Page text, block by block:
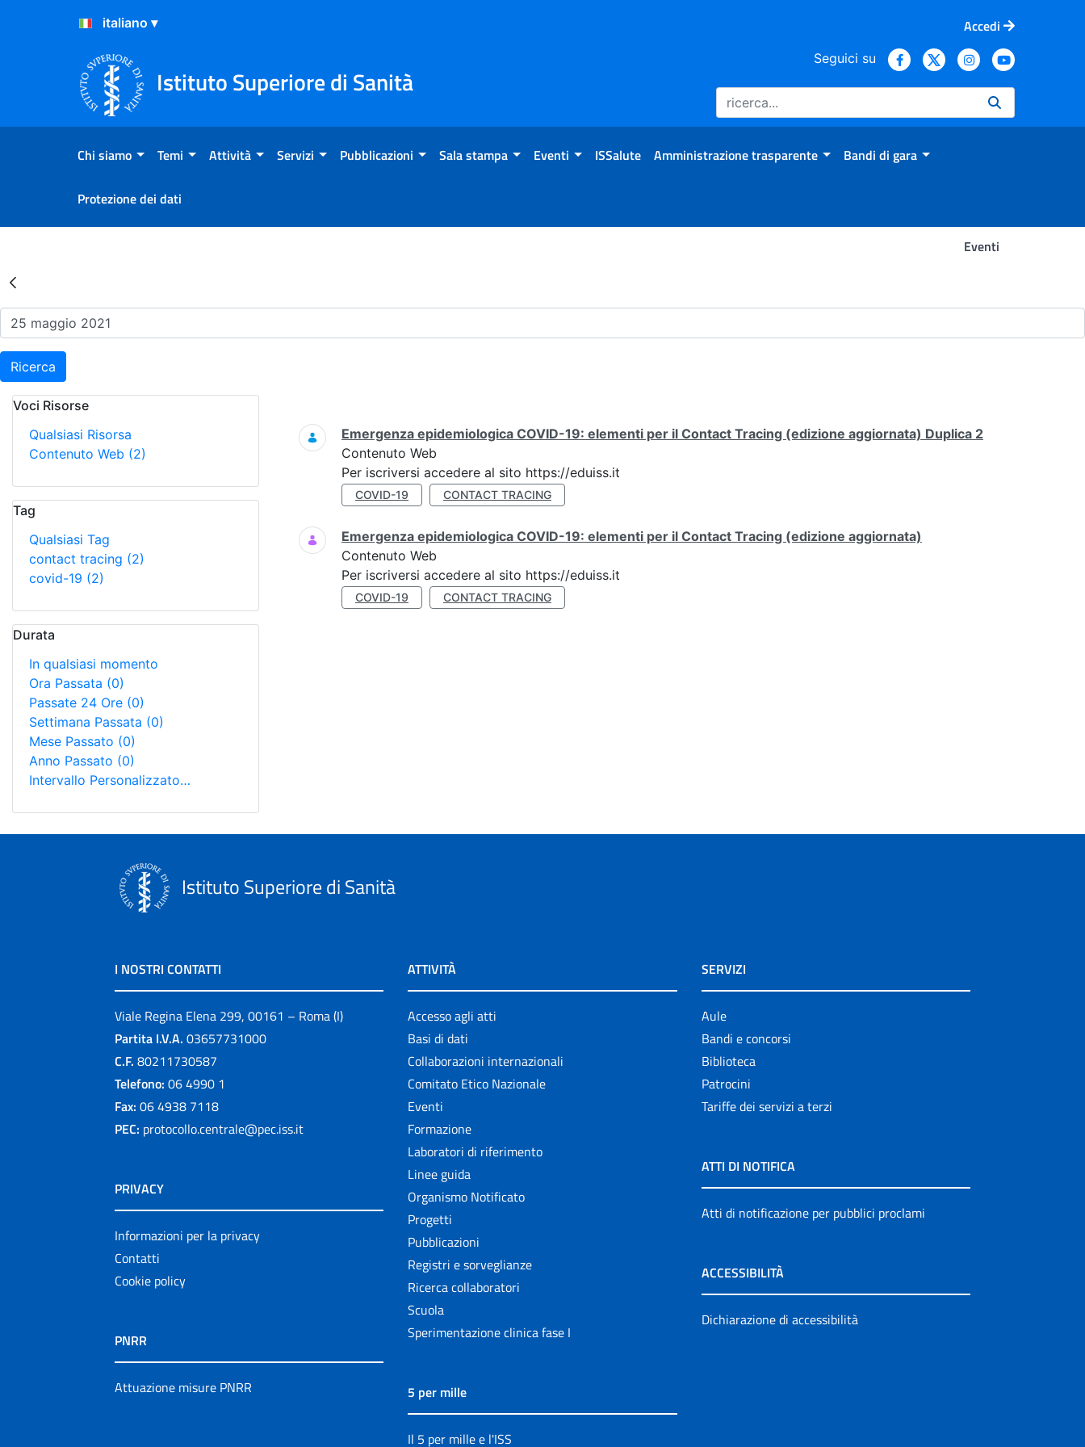
Salta al Contenuto
Salta al Footer
Accedi
Istituto Superiore di Sanità
Seguici su
Chi siamo Temi Attività Servizi Pubblicazioni Sala stampa Eventi ISSalute Amministrazione trasparente Bandi di gara
Protezione dei dati
Eventi
Risultati della Ricerca - Eventi
Ricerca
Voci Risorse
Qualsiasi Risorsa
Contenuto Web (2)
Tag
Qualsiasi Tag
contact tracing (2)
covid-19 (2)
Durata
In qualsiasi momento
Ora Passata (0)
Passate 24 Ore (0)
Settimana Passata (0)
Mese Passato (0)
Anno Passato (0)
Intervallo Personalizzato…
Ricerca
Emergenza epidemiologica COVID-19: elementi per il Contact Tracing (edizione aggiornata) Duplica 2
Contenuto Web
Per iscriversi accedere al sito https://eduiss.it
COVID-19 CONTACT TRACING
Emergenza epidemiologica COVID-19: elementi per il Contact Tracing (edizione aggiornata)
Contenuto Web
Per iscriversi accedere al sito https://eduiss.it
COVID-19 CONTACT TRACING
Istituto Superiore di Sanità
I NOSTRI CONTATTI
Viale Regina Elena 299, 00161 – Roma (I)
Partita I.V.A. 03657731000
C.F. 80211730587
Telefono: 06 4990 1
Fax: 06 4938 7118
PEC: protocollo.centrale@pec.iss.it
PRIVACY
Informazioni per la privacy
Contatti
Cookie policy
PNRR
Attuazione misure PNRR
ATTIVITÀ
Accesso agli atti
Basi di dati
Collaborazioni internazionali
Comitato Etico Nazionale
Eventi
Formazione
Laboratori di riferimento
Linee guida
Organismo Notificato
Progetti
Pubblicazioni
Registri e sorveglianze
Ricerca collaboratori
Scuola
Sperimentazione clinica fase I
5 per mille
Il 5 per mille e l'ISS
SERVIZI
Aule
Bandi e concorsi
Biblioteca
Patrocini
Tariffe dei servizi a terzi
ATTI DI NOTIFICA
Atti di notificazione per pubblici proclami
ACCESSIBILITÀ
Dichiarazione di accessibilità